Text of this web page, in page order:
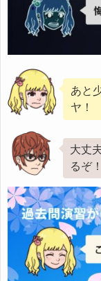
あと
ヤ！
大丈
るぞ！